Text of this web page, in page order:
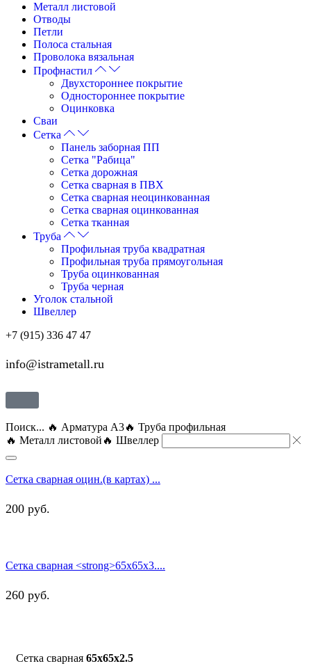
Металл листовой
Отводы
Петли
Полоса стальная
Проволока вязальная
Профнастил
Двухстороннее покрытие
Одностороннее покрытие
Оцинковка
Сваи
Сетка
Панель заборная ПП
Сетка "Рабица"
Сетка дорожная
Сетка сварная в ПВХ
Сетка сварная неоцинкованная
Сетка сварная оцинкованная
Сетка тканная
Труба
Профильная труба квадратная
Профильная труба прямоугольная
Труба оцинкованная
Труба черная
Уголок стальной
Швеллер
+7 (915) 336 47 47
info@istrametall.ru
Поиск... 🔥 Арматура А3🔥 Труба профильная
🔥 Металл листовой 🔥 Швеллер
Сетка сварная оцин.(в картах) ...
200 руб.
Сетка сварная <strong>65х65х3....
260 руб.
Сетка сварная 65х65х2.5